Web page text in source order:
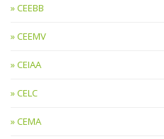
CEEBB
CEEMV
CEIAA
CELC
CEMA